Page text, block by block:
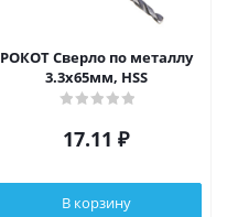
РОКОТ Сверло по металлу
3.3х65мм, HSS
17.11 ₽
В корзину